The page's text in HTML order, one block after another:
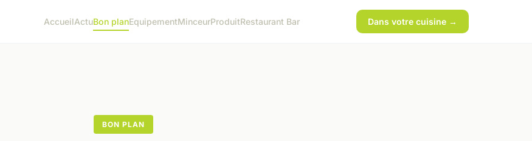
AccueilActuBon planEquipementMinceurProduitRestaurant Bar Dans votre cuisine →
BON PLAN